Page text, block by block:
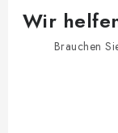
Wir
Brauchen